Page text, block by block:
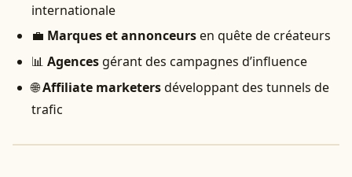
internationale
💼 Marques et annonceursen quête de créateurs
📊 Agences gérant des campagnes d’influence
🌐Affiliate marketersdéveloppant des tunnels de
trafic